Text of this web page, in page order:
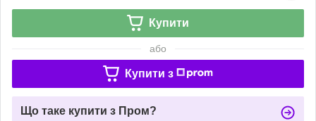
Купити
або
Купити з
Що таке купити з Пром?